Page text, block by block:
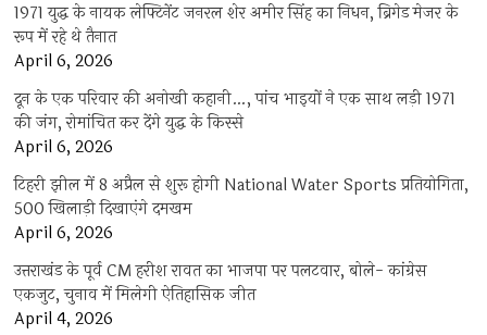
1971 युद्ध के नायक लेफ्टिनेंट जनरल शेर अमीर सिंह का निधन, ब्रिगेड मेजर के
रूप में रहे थे तैनात
April 6, 2026
दून के एक परिवार की अनोखी कहानी…, पांच भाइयों ने एक साथ लड़ी 1971
की जंग, रोमांचित कर देंगे युद्ध के किस्से
April 6, 2026
टिहरी झील में 8 अप्रैल से शुरू होगी National Water Sports प्रतियोगिता,
500 खिलाड़ी दिखाएंगे दमखम
April 6, 2026
उत्तराखंड के पूर्व CM हरीश रावत का भाजपा पर पलटवार, बोले- कांग्रेस
एकजुट, चुनाव में मिलेगी ऐतिहासिक जीत
April 4, 2026